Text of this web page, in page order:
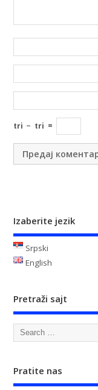
tri − tri =
Izaberite jezik
Srpski
English
Pretraži sajt
Pratite nas